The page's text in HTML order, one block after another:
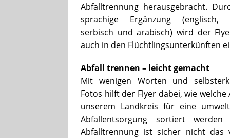
Abfalltrennung herausgebracht.
sprachige Ergänzung (englisch,
serbisch und arabisch) wird der
auch in den Flüchtlingsunterkünften
Abfall trennen – leicht gemacht
Mit wenigen Worten und
Fotos hilft der Flyer dabei, wie welche
unserem Landkreis für eine
Abfallentsorgung sortiert werden
Abfalltrennung ist sicher nicht das